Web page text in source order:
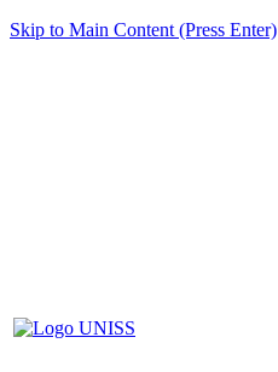
Skip to Main Content (Press Enter)